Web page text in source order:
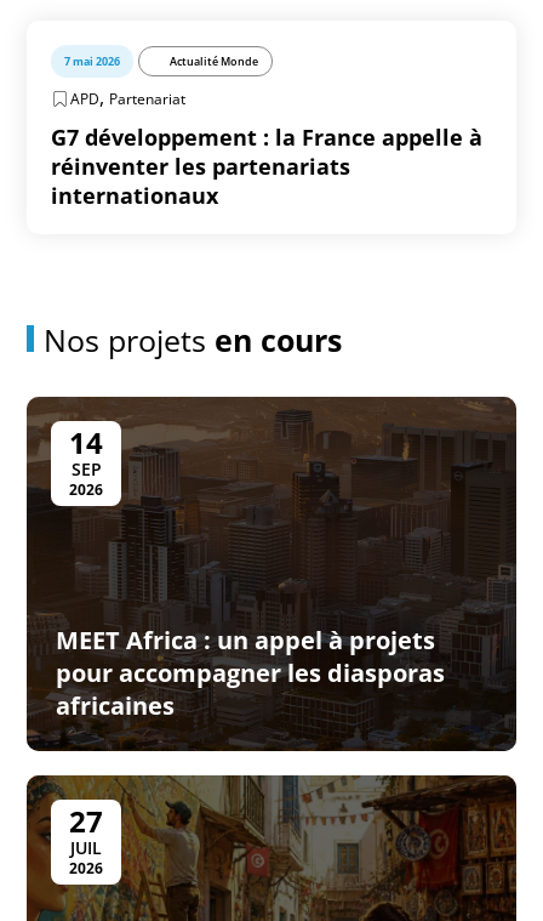
7 mai 2026 Actualité Monde
APD, Partenariat
G7 développement : la France appelle à
réinventer les partenariats
internationaux
Nos projets en cours
14
SEP
2026
MEET Africa : un appel à projets
pour accompagner les diasporas
africaines
27
JUIL
2026